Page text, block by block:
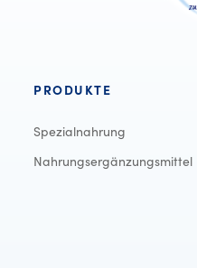
PRODUKTE
Spezialnahrung
Nahrungsergänzungsmittel